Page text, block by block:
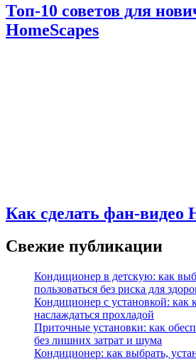
Топ-10 советов для
HomeScapes
Как сделать фан-видео
Свежие публикации
Кондиционер в детскую: как
пользоваться без риска для
Кондиционер с установкой: как
наслаждаться прохладой
Приточные установки: как
без лишних затрат и шума
Кондиционер: как выбрать,